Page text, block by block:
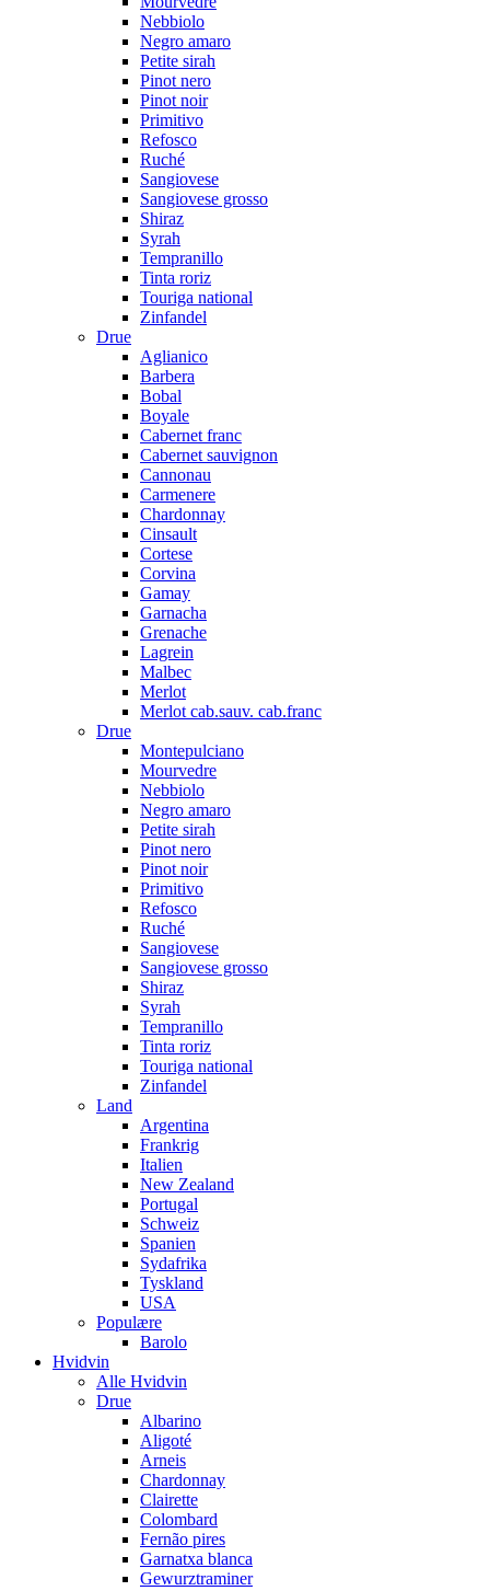
Nebbiolo
Negro amaro
Petite sirah
Pinot nero
Pinot noir
Primitivo
Refosco
Ruché
Sangiovese
Sangiovese grosso
Shiraz
Syrah
Tempranillo
Tinta roriz
Touriga national
Zinfandel
Drue
Aglianico
Barbera
Bobal
Boyale
Cabernet franc
Cabernet sauvignon
Cannonau
Carmenere
Chardonnay
Cinsault
Cortese
Corvina
Gamay
Garnacha
Grenache
Lagrein
Malbec
Merlot
Merlot cab.sauv. cab.franc
Drue
Montepulciano
Mourvedre
Nebbiolo
Negro amaro
Petite sirah
Pinot nero
Pinot noir
Primitivo
Refosco
Ruché
Sangiovese
Sangiovese grosso
Shiraz
Syrah
Tempranillo
Tinta roriz
Touriga national
Zinfandel
Land
Argentina
Frankrig
Italien
New Zealand
Portugal
Schweiz
Spanien
Sydafrika
Tyskland
USA
Populære
Barolo
Hvidvin
Alle Hvidvin
Drue
Albarino
Aligoté
Arneis
Chardonnay
Clairette
Colombard
Fernão pires
Garnatxa blanca
Gewurztraminer